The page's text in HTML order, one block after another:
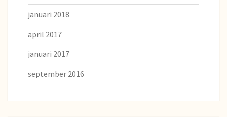
januari 2018
april 2017
januari 2017
september 2016